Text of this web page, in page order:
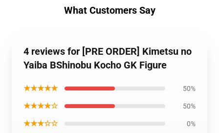
What Customers Say
4 reviews for [PRE ORDER] Kimetsu no
Yaiba BShinobu Kocho GK Figure
★★★★★ 50%
★★★★☆ 50%
★★★☆☆ 0%